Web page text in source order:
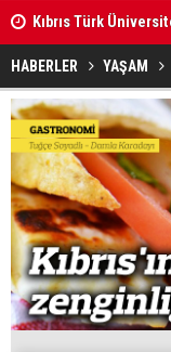
sürüyor
HABERLER YAŞAM